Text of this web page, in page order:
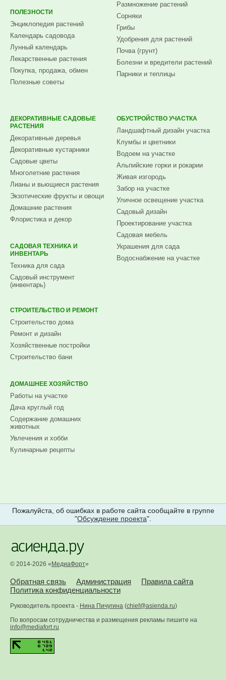
ПОЛЕЗНОСТИ
Энциклопедия растений
Календарь садовода
Лунный календарь
Лекарственные растения
Покупка, продажа, обмен
Полезные советы
Размножение растений
Сорняки
Грибы
Удобрения для растений
Почва (грунт)
Болезни и вредители растений
Парники и теплицы
ДЕКОРАТИВНЫЕ САДОВЫЕ
РАСТЕНИЯ
Декоративные деревья
Декоративные кустарники
Садовые цветы
Многолетние растения
Лианы и вьющиеся растения
Экзотические фрукты и овощи
Домашние растения
Флористика и декор
САДОВАЯ ТЕХНИКА И
ИНВЕНТАРЬ
Техника для сада
Садовый инструмент
(инвентарь)
ОБУСТРОЙСТВО УЧАСТКА
Ландшафтный дизайн участка
Клумбы и цветники
Водоем на участке
Альпийские горки и рокарии
Живая изгородь
Забор на участке
Уличное освещение участка
Садовый дизайн
Проектирование участка
Садовая мебель
Украшения для сада
Водоснабжение на участке
СТРОИТЕЛЬСТВО И РЕМОНТ
Строительство дома
Ремонт и дизайн
Хозяйственные постройки
Строительство бани
ДОМАШНЕЕ ХОЗЯЙСТВО
Работы на участке
Дача круглый год
Содержание домашних
животных
Увлечения и хобби
Кулинарные рецепты
Пожалуйста, об ошибках в работе сайта сообщайте в группе
"Обсуждение проекта".
© 2014-2026 « МедиаФорт»
Обратная связь Администрация
Правила сайта
Политика конфиденциальности
Руководитель проекта - Нина Пичугина (chief@asienda.ru)
По вопросам сотрудничества и размещения рекламы пишите на
info@mediafort.ru